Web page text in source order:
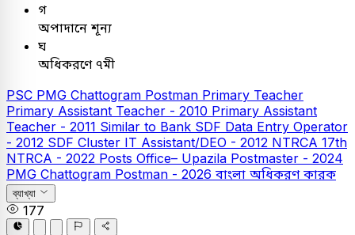
গ
অপাদানে শূন্য
ঘ
অধিকরণে ৭মী
PSC PMG Chattogram Postman Primary Teacher
Primary Assistant Teacher - 2010 Primary Assistant
Teacher - 2011 Similar to Bank SDF Data Entry Operator
- 2012 SDF Cluster IT Assistant/DEO - 2012 NTRCA 17th
NTRCA - 2022 Posts Office– Upazila Postmaster - 2024
PMG Chattogram Postman - 2026 বাংলা অধিকরণ কারক
ব্যাখ্যা
177